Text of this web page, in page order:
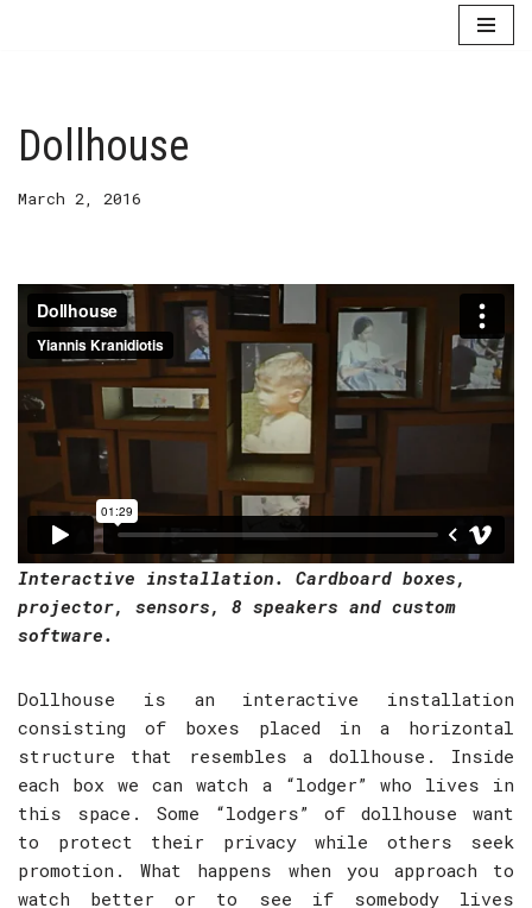
content
Dollhouse
March 2, 2016
Interactive installation. Cardboard boxes,
projector, sensors, 8 speakers and custom
software.
Dollhouse is an interactive installation
consisting of boxes placed in a horizontal
structure that resembles a dollhouse. Inside
each box we can watch a “lodger” who lives in
this space. Some “lodgers” of dollhouse want
to protect their privacy while others seek
promotion. What happens when you approach to
watch better or to see if somebody lives